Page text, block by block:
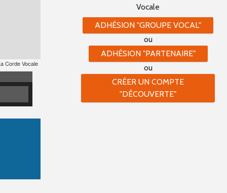
Corde Vocale
Vocale
ADHÉSION "GROUPE VOCAL"
ou
ADHÉSION "PARTENAIRE"
ou
CRÉER UN COMPTE
"DÉCOUVERTE"